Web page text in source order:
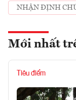
NHẬN ĐỊNH
Mới nhất
Tiêu điểm